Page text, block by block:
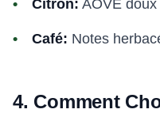
Citron: AOVE
Café: Notes
4. Comment